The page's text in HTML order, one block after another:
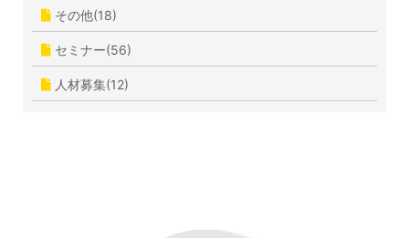
その他(18)
セミナー(56)
人材募集(12)